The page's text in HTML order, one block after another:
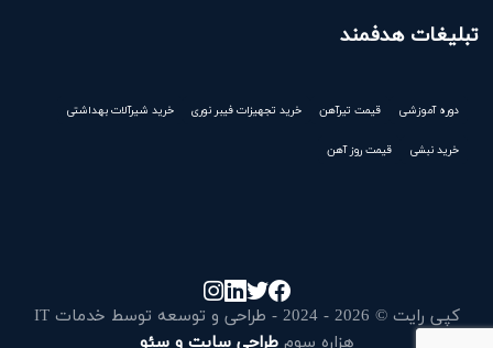
تبلیغات هدفمند
دوره آموزشی قیمت تیرآهن خرید تجهیزات فیبر نوری خرید شیرآلات بهداشتی
خرید نبشی قیمت روز آهن
کپی رایت © 2026 - 2024 - طراحی و توسعه توسط خدمات IT
هزاره سومطراحی سایت و سئو